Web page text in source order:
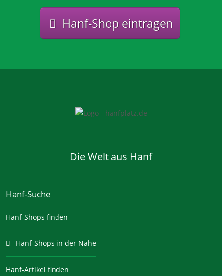
Hanf-Shop eintragen
Die Welt aus Hanf
Hanf-Suche
Hanf-Shops finden
Hanf-Shops in der Nähe
Hanf-Artikel finden